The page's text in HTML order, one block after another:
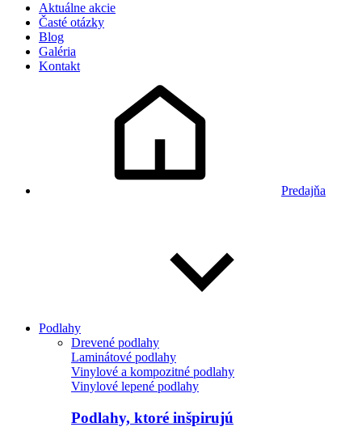
Aktuálne akcie
Časté otázky
Blog
Galéria
Kontakt
Predajňa
Podlahy
Drevené podlahy
Laminátové podlahy
Vinylové a kompozitné podlahy
Vinylové lepené podlahy
Podlahy, ktoré inšpirujú